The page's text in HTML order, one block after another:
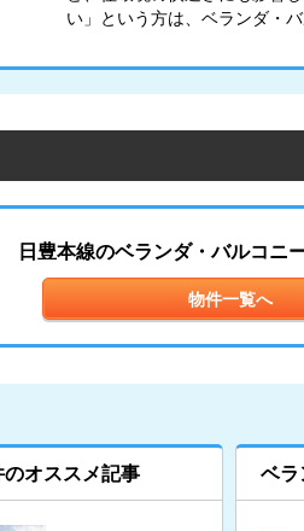
い」という方は、ベランダ・
日豊本線のベランダ・バルコニ
物件一覧へ
オススメ記事 ベラ